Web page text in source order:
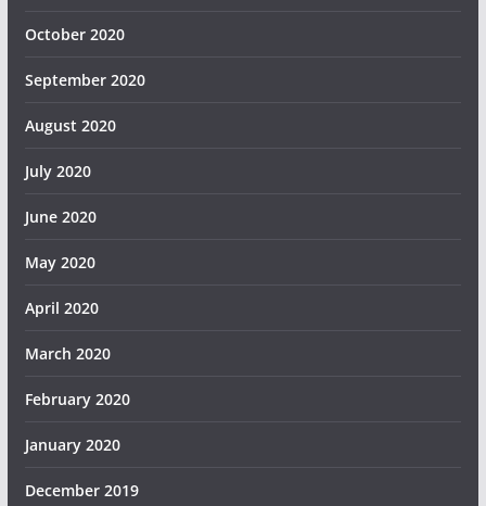
October 2020
September 2020
August 2020
July 2020
June 2020
May 2020
April 2020
March 2020
February 2020
January 2020
December 2019